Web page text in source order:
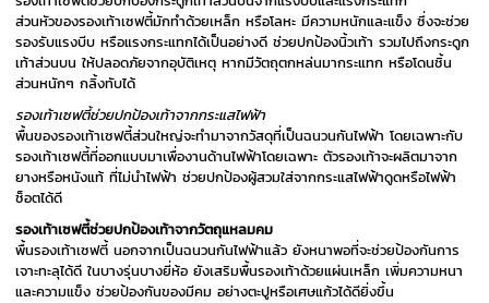
ส่วนหัวของรองเท้าเซฟตี้มักทำด้วยเหล็ก หรือโลหะ มีความหนักและแข็ง ซึ่งจะช่วย
รองรับแรงบีบ หรือแรงกระแทกได้เป็นอย่างดี ช่วยปกป้องนิ้วเท้า รวมไปถึงกระดูก
เท้าส่วนบน ให้ปลอดภัยจากอุบัติเหตุ หากมีวัตถุตกหล่นมากระแทก หรือโดนชิ้น
ส่วนหนักๆ กลิ้งทับได้
รองเท้าเซฟตี้ช่วยปกป้องเท้าจากกระแสไฟฟ้า
พื้นของรองเท้าเซฟตี้ส่วนใหญ่จะทำมาจากวัสดุที่เป็นฉนวนกันไฟฟ้า โดยเฉพาะกับ
รองเท้าเซฟตี้ที่ออกแบบมาเพื่องานด้านไฟฟ้าโดยเฉพาะ ตัวรองเท้าจะผลิตมาจาก
ยางหรือหนังแท้ ที่ไม่นำไฟฟ้า ช่วยปกป้องผู้สวมใส่จากกระแสไฟฟ้าดูดหรือไฟฟ้า
ช็อตได้ดี
รองเท้าเซฟตี้ช่วยปกป้องเท้าจากวัตถุแหลมคม
พื้นรองเท้าเซฟตี้ นอกจากเป็นฉนวนกันไฟฟ้าแล้ว ยังหนาพอที่จะช่วยป้องกันการ
เจาะทะลุได้ดี ในบางรุ่นบางยี่ห้อ ยังเสริมพื้นรองเท้าด้วยแผ่นเหล็ก เพิ่มความหนา
และความแข็ง ช่วยป้องกันของมีคม อย่างตะปูหรือเศษแก้วได้ดียิ่งขึ้น